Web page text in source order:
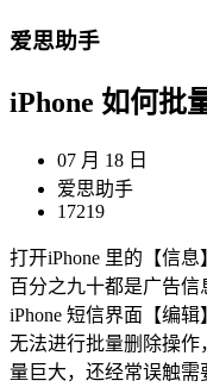
爱思助手
iPhone 如何批
07 月 18 日
爱思助手
17219
打开iPhone 里的【信
百分之九十都是广告
iPhone 短信界面【编
无法进行批量删除操
量巨大，还经常误触